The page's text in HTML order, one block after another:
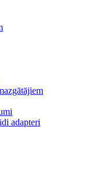
adapteri